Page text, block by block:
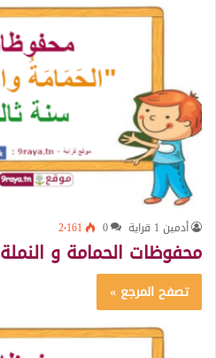
أدمين 1 قراية 0 2٬161
محفوظات الحمامة و النملة
تصفح المرجع »